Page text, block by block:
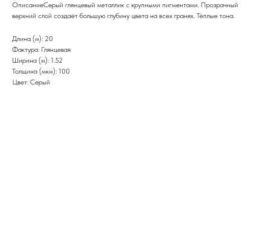
ОписаниеСерый глянцевый металлик с крупными пигментами. Прозрачный
верхний слой создаёт большую глубину цвета на всех гранях. Тёплые тона.
Длина (м): 20
Фактура: Глянцевая
Ширина (м): 1.52
Толщина (мкм): 100
Цвет: Серый